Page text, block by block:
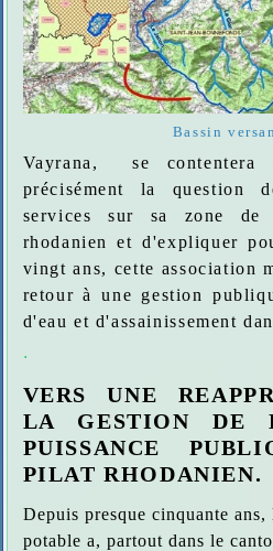
Bassin
Vayrana, se contentera
précisément la question
services sur sa zone de
rhodanien et d'expliquer
vingt ans, cette association
retour à une gestion
d'eau et d'assainissement
.
VERS UNE
LA GESTION DE
PUISSANCE
PILAT RHODANIEN.
Depuis presque cinquante
potable a, partout dans le